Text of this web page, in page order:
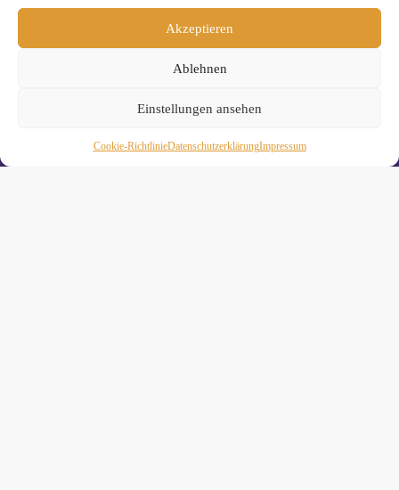
Akzeptieren
Ablehnen
Einstellungen ansehen
Cookie-RichtlinieDaten­schutz­erklä­rungImpressum
Nutzung Deiner Daten findest Du in unserer
Datenschutzerklärung